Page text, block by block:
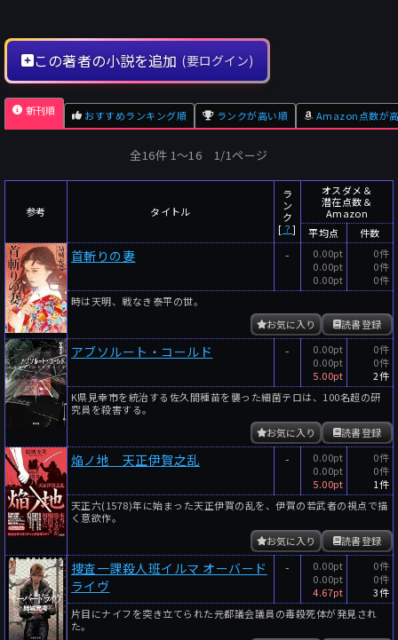
この著者の小説を追加 (要ログイン)
新刊順 おすすめランキング順 ランクが高い順 Amazon点数が
全16件 1〜16 1/1ページ
参考 タイトル
ラ
ン
ク
[ ？]
オスダメ＆
潜在点数＆
Amazon
平均点
件数
首斬りの妻 -
0.00pt
0.00pt
0.00pt
0件
0件
0件
時は天明、戦なき泰平の世。
読書登録
お気に入り
アブソルート・コールド -
0.00pt
0.00pt
5.00pt
0件
0件
2件
K県見幸市を統治する佐久間種苗を襲った細菌テロは、100名超の研
究員を殺害する。
読書登録
お気に入り
焔ノ地 天正伊賀之乱 -
0.00pt
0.00pt
5.00pt
0件
0件
1件
天正六(1578)年に始まった天正伊賀の乱を、伊賀の若武者の視点で描
く意欲作。
読書登録
お気に入り
捜査一課殺人班イルマ オーバード
ライヴ
-
0.00pt
0.00pt
4.67pt
0件
0件
3件
片目にナイフを突き立てられた元都議会議員の毒殺死体が発見され
た。